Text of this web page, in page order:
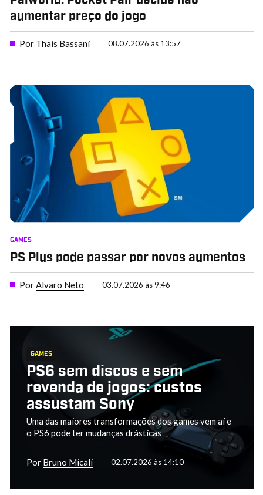
aumentar preço do jogo
Por Thais Bassani 08.07.2026 às 13:57
GAMES
PS Plus pode passar por novos aumentos
PorAlvaro Neto 03.07.2026 às 9:46
GAMES
PS6 sem discos e sem
revenda de jogos: custos
assustam Sony
Uma das maiores transformações dos games vem aí e
o PS6 pode ter mudanças drásticas
Por Bruno Micali 02.07.2026 às 14:10